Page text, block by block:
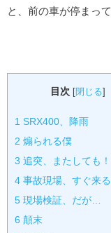
と、前の車が停まっ
目次 [閉じる]
1 SRX400、降雨
2 煽られる僕
3 追突、またしても！
4 事故現場、すぐ来
5 現場検証、だが…
6 顛末